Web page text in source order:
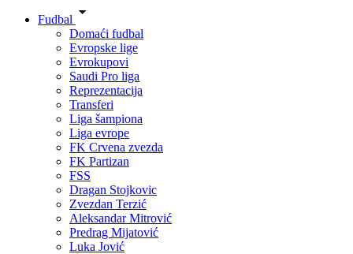
Fudbal
Domaći fudbal
Evropske lige
Evrokupovi
Saudi Pro liga
Reprezentacija
Transferi
Liga šampiona
Liga evrope
FK Crvena zvezda
FK Partizan
FSS
Dragan Stojkovic
Zvezdan Terzić
Aleksandar Mitrović
Predrag Mijatović
Luka Jović